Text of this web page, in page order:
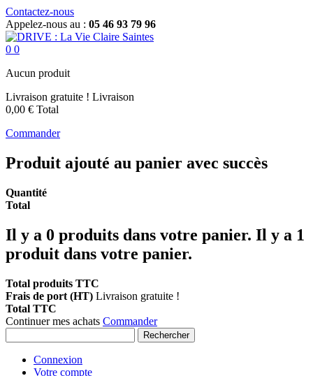
Contactez-nous
Appelez-nous au : 05 46 93 79 96
0 0
Aucun produit
Livraison gratuite ! Livraison
0,00 € Total
Commander
Produit ajouté au panier avec succès
Quantité
Total
Il y a 0 produits dans votre panier. Il y a 1
produit dans votre panier.
Total produits TTC
Frais de port (HT) Livraison gratuite !
Total TTC
Continuer mes achats Commander
Rechercher
Connexion
Votre compte